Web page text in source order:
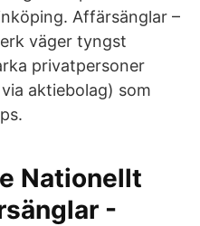
Affärsänglar –
väger tyngst
privatpersoner
aktiebolag) som
Nationellt
-